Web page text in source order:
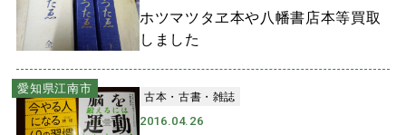
ホツマツタヱ本や八幡書店本等買取
しました
愛知県江南市
古本・古書・雑誌
2016.04.26